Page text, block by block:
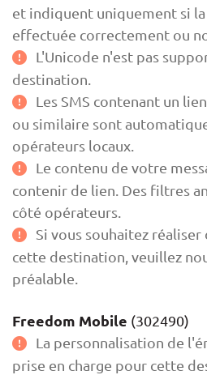
et indiquent uniquement si
effectuée correctement ou
L'Unicode n'est pas
destination.
Les SMS contenant un
ou similaire sont
opérateurs locaux.
Le contenu de votre
contenir de lien. Des filtres
côté opérateurs.
Si vous souhaitez réaliser
cette destination, veuillez
préalable.
Freedom Mobile (302490)
La personnalisation de
prise en charge pour cette